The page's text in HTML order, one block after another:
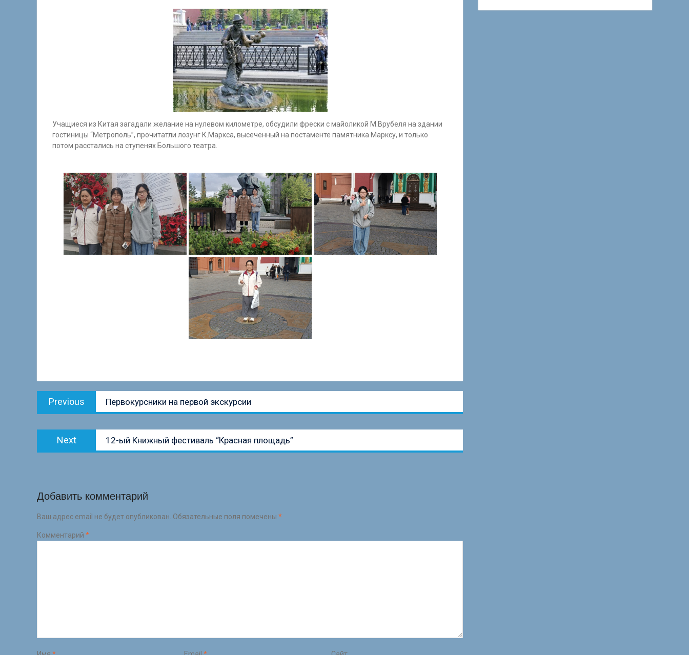
Учащиеся из Китая загадали желание на нулевом километре, обсудили фрески с майоликой М.Врубеля на здании
гостиницы “Метрополь”, прочитатли лозунг К.Маркса, высеченный на постаменте памятника Марксу, и только
потом расстались на ступенях Большого театра.
Навигация
Previous
post:
Первокурсники на первой экскурсии
Next
post:
12-ый Книжный фестиваль “Красная площадь”
Добавить комментарий
Ваш адрес email не будет опубликован. Обязательные поля помечены *
Комментарий *